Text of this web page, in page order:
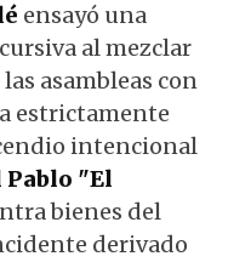
ensayó una
al mezclar
asambleas con
estrictamente
intencional
"El
bienes del
derivado